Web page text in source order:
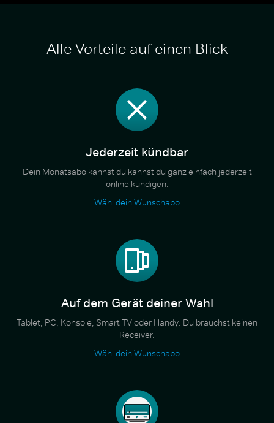
Alle Vorteile auf einen Blick
Jederzeit kündbar
Dein Monatsabo kannst du kannst du ganz einfach jederzeit
online kündigen.
Wähl dein Wunschabo
Auf dem Gerät deiner Wahl
Tablet, PC, Konsole, Smart TV oder Handy. Du brauchst keinen
Receiver.
Wähl dein Wunschabo